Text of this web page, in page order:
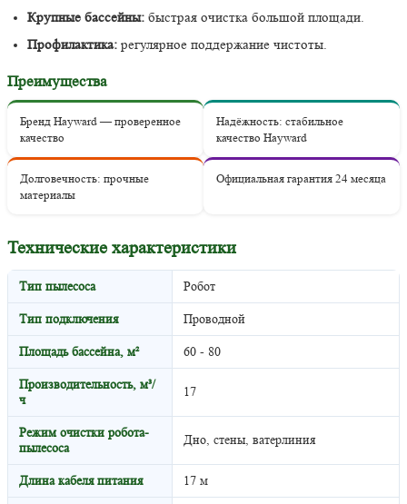
Крупные бассейны: быстрая очистка большой площади.
Профилактика: регулярное поддержание чистоты.
Преимущества
Бренд Hayward — проверенное
качество
Надёжность: стабильное
качество Hayward
Долговечность: прочные
материалы
Официальная гарантия 24 месяца
Технические характеристики
Тип пылесоса Робот
Тип подключения Проводной
Площадь бассейна, м² 60 - 80
Производительность, м³/
ч
17
Режим очистки робота-
пылесоса
Дно, стены, ватерлиния
Длина кабеля питания 17 м